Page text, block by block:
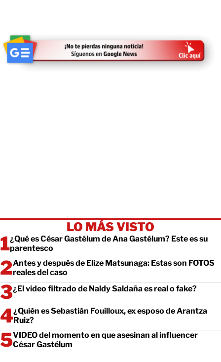
LO MÁS VISTO
¿Qué es César Gastélum de Ana Gastélum? Este es su
parentesco
Antes y después de Elize Matsunaga: Estas son FOTOS
reales del caso
¿El video filtrado de Naldy Saldaña es real o fake?
¿Quién es Sebastián Fouilloux, ex esposo de Arantza
Ruiz?
VIDEO del momento en que asesinan al influencer
César Gastélum